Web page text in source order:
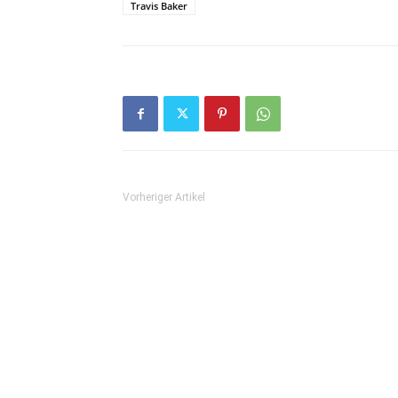
Travis Baker
Vorheriger Artikel